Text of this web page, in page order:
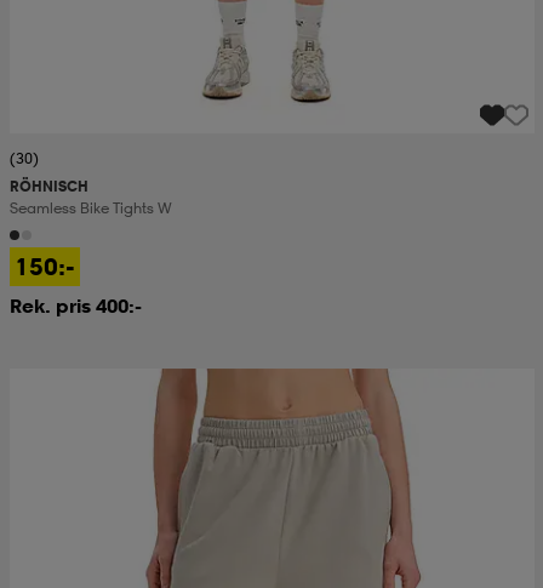
(30)
RÖHNISCH
Seamless Bike Tights W
150:-
Rek. pris 400:-